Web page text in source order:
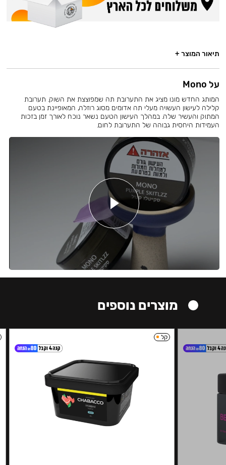
תיאור המוצר +
על Mono
המותג החדש מונו מציג את התערובת תה שמפוצצת את השוק. תערובת
קלילה לעישון העשויה מעלי תה אדומים מסוג רוזלה, המאופיינת בטעם
המתוק והעשיר שלה. במהלך העישון הטעם נשאר נוכח לאורך זמן בזכות
העמידות היחסית גבוהה של התערובת לחום.
מוצרים נוספים
קל